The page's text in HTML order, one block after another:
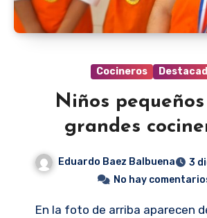
Cocineros
Niños
grandes
Eduardo Baez Balbuena
3
No hay
En la foto de arriba aparecen de izquierda a